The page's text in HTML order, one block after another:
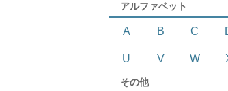
アルファベット
A B C
U V W
その他